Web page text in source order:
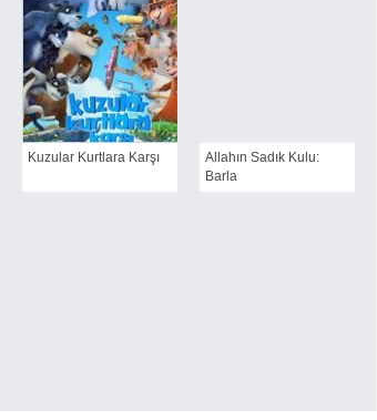
Kuzular Kurtlara Karşı
Allahın Sadık Kulu:
Barla